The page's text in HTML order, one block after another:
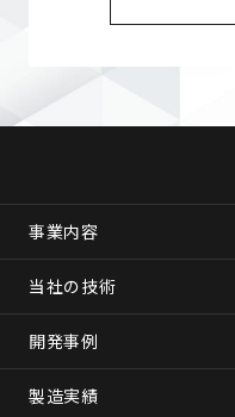
事業内容
当社の技術
開発事例
製造実績